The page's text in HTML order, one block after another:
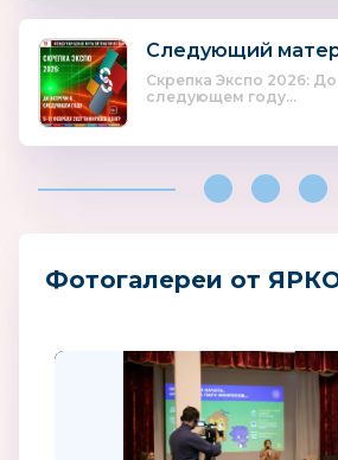
Следующий
Скрепка Экспо 2026:
следующем году...
Фотогалереи от